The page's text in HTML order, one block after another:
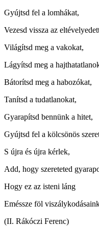
Gyújtsd fel a lomhákat,
Vezesd vissza az
Világítsd meg a vakokat,
Lágyítsd meg a
Bátorítsd meg a habozókat,
Tanítsd a tudatlanokat,
Gyarapítsd bennünk a hitet,
Gyújtsd fel a kölcsönös
S újra és újra kérlek,
Add, hogy szereteted
Hogy ez az isteni láng
Eméssze föl
(II. Rákóczi Ferenc)